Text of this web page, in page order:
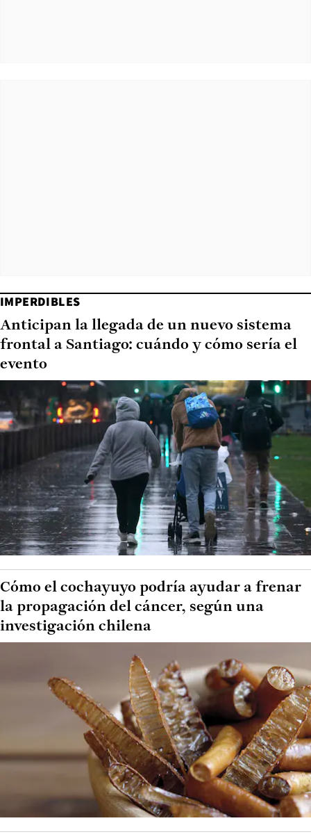
IMPERDIBLES
Anticipan la llegada de un nuevo sistema
frontal a Santiago: cuándo y cómo sería el
evento
Cómo el cochayuyo podría ayudar a frenar
la propagación del cáncer, según una
investigación chilena